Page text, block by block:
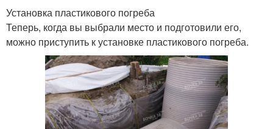
Установка пластикового погреба
Теперь, когда вы выбрали место и подготовили его,
можно приступить к установке пластикового погреба.